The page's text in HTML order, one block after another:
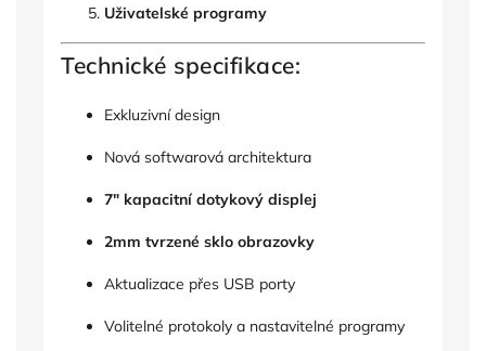
Uživatelské programy
Technické specifikace:
Exkluzivní design
Nová softwarová architektura
7" kapacitní dotykový displej
2mm tvrzené sklo obrazovky
Aktualizace přes USB porty
Volitelné protokoly a nastavitelné programy